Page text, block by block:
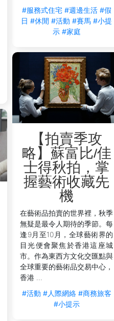
#服務式住宅 #週邊生活 #假
日 #休閒 #活動 #賽馬 #小提
示 #家庭
【拍賣季攻
略】蘇富比/佳
士得秋拍，掌
握藝術收藏先
機
在藝術品拍賣的世界裡，秋季
無疑是最令人期待的季節。每
逢9月至10月，全球藝術界的
目光便會聚焦於香港這座城
市。作為東西方文化交匯點與
全球重要的藝術品交易中心，
香港 ...
#活動 #人際網絡 #商務旅客
#小提示